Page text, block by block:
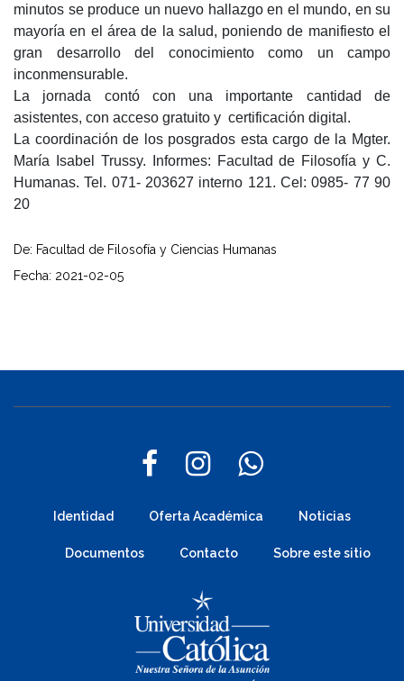
minutos se produce un nuevo hallazgo en el mundo, en su
mayoría en el área de la salud, poniendo de manifiesto el
gran desarrollo del conocimiento como un campo
inconmensurable.
La jornada contó con una importante cantidad de
asistentes, con acceso gratuito y certificación digital.
La coordinación de los posgrados esta cargo de la Mgter.
María Isabel Trussy. Informes: Facultad de Filosofía y C.
Humanas. Tel. 071- 203627 interno 121. Cel: 0985- 77 90
20
De: Facultad de Filosofía y Ciencias Humanas
Fecha: 2021-02-05
Identidad Oferta Académica Noticias
Documentos Contacto Sobre este sitio